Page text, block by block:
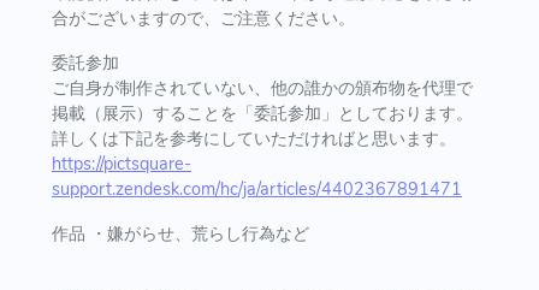
合がございますので、ご注意ください。
委託参加
ご自身が制作されていない、他の誰かの頒布物を代理で
掲載（展示）することを「委託参加」としております。
詳しくは下記を参考にしていただければと思います。
https://pictsquare-
support.zendesk.com/hc/ja/articles/4402367891471
作品 ・嫌がらせ、荒らし行為など